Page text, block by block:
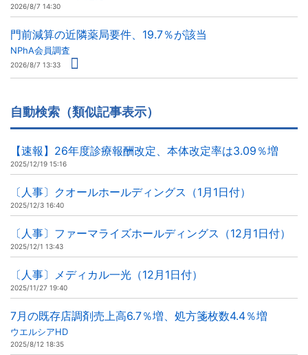
2026/8/7 14:30
門前減算の近隣薬局要件、19.7％が該当
NPhA会員調査
2026/8/7 13:33
自動検索（類似記事表示）
【速報】26年度診療報酬改定、本体改定率は3.09％増
2025/12/19 15:16
〔人事〕クオールホールディングス（1月1日付）
2025/12/3 16:40
〔人事〕ファーマライズホールディングス（12月1日付）
2025/12/1 13:43
〔人事〕メディカル一光（12月1日付）
2025/11/27 19:40
7月の既存店調剤売上高6.7％増、処方箋枚数4.4％増
ウエルシアHD
2025/8/12 18:35